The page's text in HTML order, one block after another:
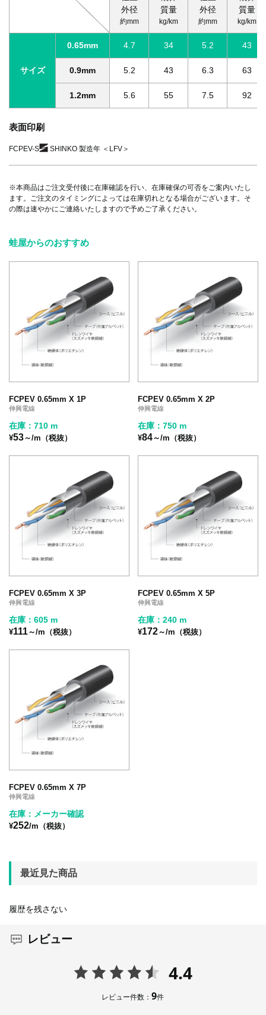
外径
約mm
質量
kg/km
外径
約mm
質量
kg/km
サイズ
0.65mm 4.7 34 5.2 43
0.9mm 5.2 43 6.3 63
1.2mm 5.6 55 7.5 92
表面印刷
FCPEV-S SHINKO 製造年 ＜LFV＞
※本商品はご注文受付後に在庫確認を行い、在庫確保の可否をご案内いたし
ます。ご注文のタイミングによっては在庫切れとなる場合がございます。そ
の際は速やかにご連絡いたしますので予めご了承ください。
蛙屋からのおすすめ
FCPEV 0.65mm X 1P
伸興電線
在庫：710 m
¥53～/m（税抜）
FCPEV 0.65mm X 2P
伸興電線
在庫：750 m
¥84～/m（税抜）
FCPEV 0.65mm X 3P
伸興電線
在庫：605 m
¥111～/m（税抜）
FCPEV 0.65mm X 5P
伸興電線
在庫：240 m
¥172～/m（税抜）
FCPEV 0.65mm X 7P
伸興電線
在庫：メーカー確認
¥252/m（税抜）
最近見た商品
履歴を残さない
レビュー
4.4
レビュー件数：9件